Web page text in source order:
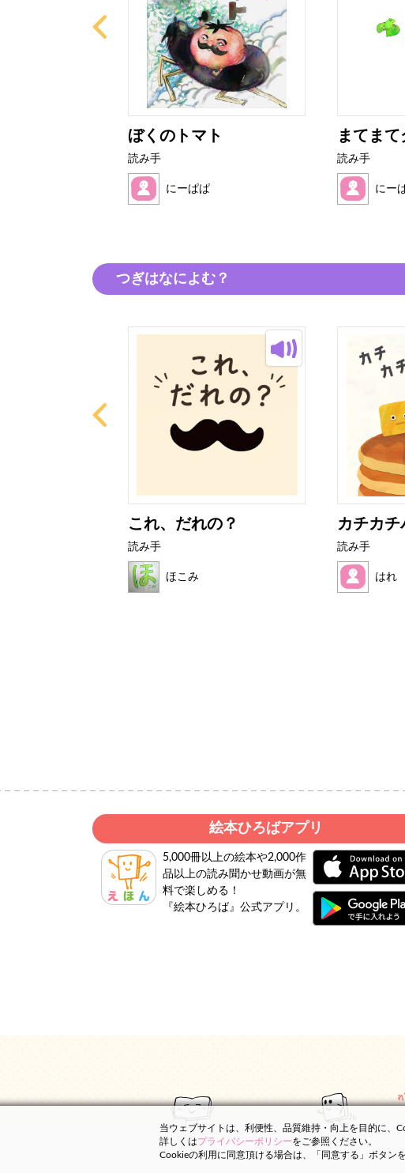
ぼくのトマト
読み手
にーぱぱ
まてま
読み手
にー
つぎはなによむ？
これ、だれの？
読み手
ほこみ
カチカチ
読み手
はれ
絵本ひろばアプリ
5,000冊以上の絵本や2,000作
品以上の読み聞かせ動画が無
料で楽しめる！
『絵本ひろば』公式アプリ。
当ウェブサイトは、利便性、品質維持・向上を目的に、
詳しくはプライバシーポリシーをご参照ください。
Cookieの利用に同意頂ける場合は、「同意する」ボタン